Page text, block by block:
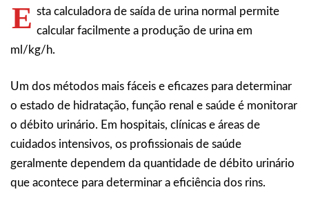
E sta calculadora de saída de urina normal permite
calcular facilmente a produção de urina em
ml/kg/h.
Um dos métodos mais fáceis e eficazes para determinar
o estado de hidratação, função renal e saúde é monitorar
o débito urinário. Em hospitais, clínicas e áreas de
cuidados intensivos, os profissionais de saúde
geralmente dependem da quantidade de débito urinário
que acontece para determinar a eficiência dos rins.